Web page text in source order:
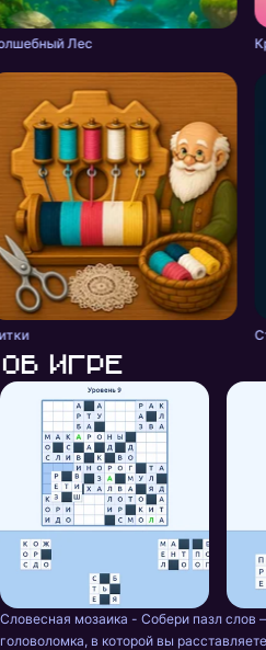
Лес
Об игре
Словесная мозаика - Собери пазл слов
головоломка, в которой вы